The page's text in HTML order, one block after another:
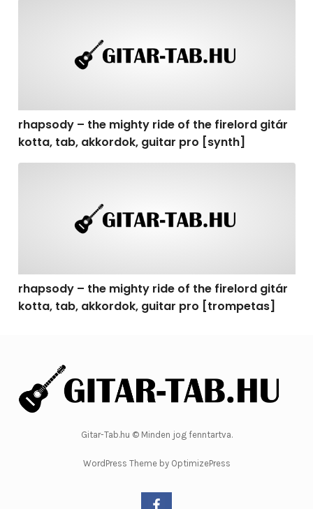
rhapsody – the mighty ride of the firelord gitár
kotta, tab, akkordok, guitar pro [synth]
rhapsody – the mighty ride of the firelord gitár
kotta, tab, akkordok, guitar pro [trompetas]
Gitar-Tab.hu © Minden jog fenntartva.
WordPress Theme by OptimizePress